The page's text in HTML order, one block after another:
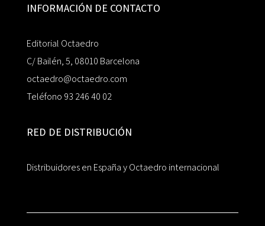
INFORMACIÓN DE CONTACTO
Editorial Octaedro
C/ Bailén, 5, 08010 Barcelona
octaedro@octaedro.com
Teléfono 93 246 40 02
RED DE DISTRIBUCIÓN
Distribuidores en España y Octaedro internacional